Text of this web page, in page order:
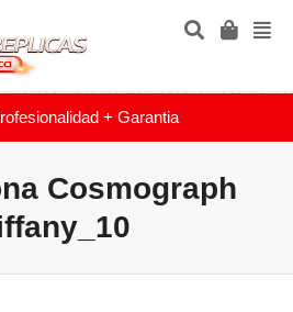
+ Garantia
Cosmograph